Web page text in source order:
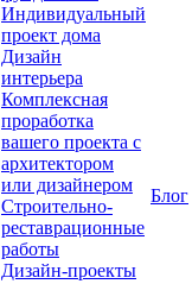
Индивидуальный
проект дома
Дизайн
интерьера
Комплексная
проработка
вашего проекта с
архитектором
или дизайнером
Строительно-
реставрационные
работы
Дизайн-проекты
Блог